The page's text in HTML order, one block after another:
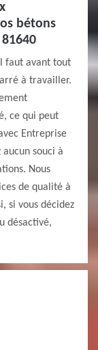
bétons
faut avant tout
à travailler.
ce qui peut
Entreprise
aucun souci à
Nous
de qualité à
si vous décidez
désactivé,